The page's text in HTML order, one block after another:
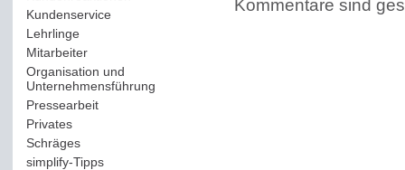
Kundenservice(178)
Lehrlinge(54)
Mitarbeiter(163)
Organisation und
Unternehmensführung
Pressearbeit(12)
Privates(193)
Schräges(161)
simplify-Tipps(123)
Kommentare sind